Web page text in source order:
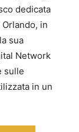
dedicata
in
sua
Network
sulle
in un